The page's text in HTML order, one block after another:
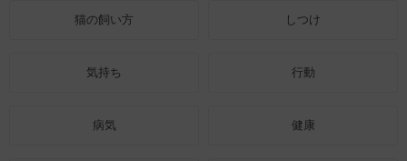
猫の飼い方 しつけ
気持ち 行動
病気 健康